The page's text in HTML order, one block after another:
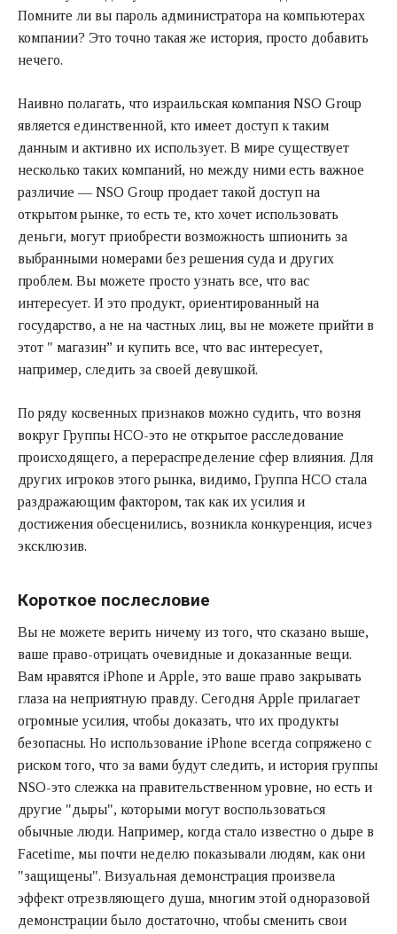
Помните ли вы пароль администратора на компьютерах
компании? Это точно такая же история, просто добавить
нечего.
Наивно полагать, что израильская компания NSO Group
является единственной, кто имеет доступ к таким
данным и активно их использует. В мире существует
несколько таких компаний, но между ними есть важное
различие — NSO Group продает такой доступ на
открытом рынке, то есть те, кто хочет использовать
деньги, могут приобрести возможность шпионить за
выбранными номерами без решения суда и других
проблем. Вы можете просто узнать все, что вас
интересует. И это продукт, ориентированный на
государство, а не на частных лиц, вы не можете прийти в
этот " магазин” и купить все, что вас интересует,
например, следить за своей девушкой.
По ряду косвенных признаков можно судить, что возня
вокруг Группы НСО-это не открытое расследование
происходящего, а перераспределение сфер влияния. Для
других игроков этого рынка, видимо, Группа НСО стала
раздражающим фактором, так как их усилия и
достижения обесценились, возникла конкуренция, исчез
эксклюзив.
Короткое послесловие
Вы не можете верить ничему из того, что сказано выше,
ваше право-отрицать очевидные и доказанные вещи.
Вам нравятся iPhone и Apple, это ваше право закрывать
глаза на неприятную правду. Сегодня Apple прилагает
огромные усилия, чтобы доказать, что их продукты
безопасны. Но использование iPhone всегда сопряжено с
риском того, что за вами будут следить, и история группы
NSO-это слежка на правительственном уровне, но есть и
другие "дыры", которыми могут воспользоваться
обычные люди. Например, когда стало известно о дыре в
Facetime, мы почти неделю показывали людям, как они
"защищены". Визуальная демонстрация произвела
эффект отрезвляющего душа, многим этой одноразовой
демонстрации было достаточно, чтобы сменить свои